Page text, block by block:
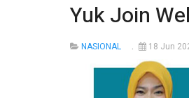
Yuk Join
NASIONAL 18 Jun